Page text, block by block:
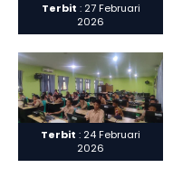
Terbit : 27 Februari
2026
Terbit : 24 Februari
2026